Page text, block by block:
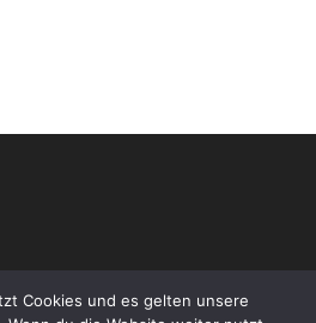
Cookies und es gelten unsere